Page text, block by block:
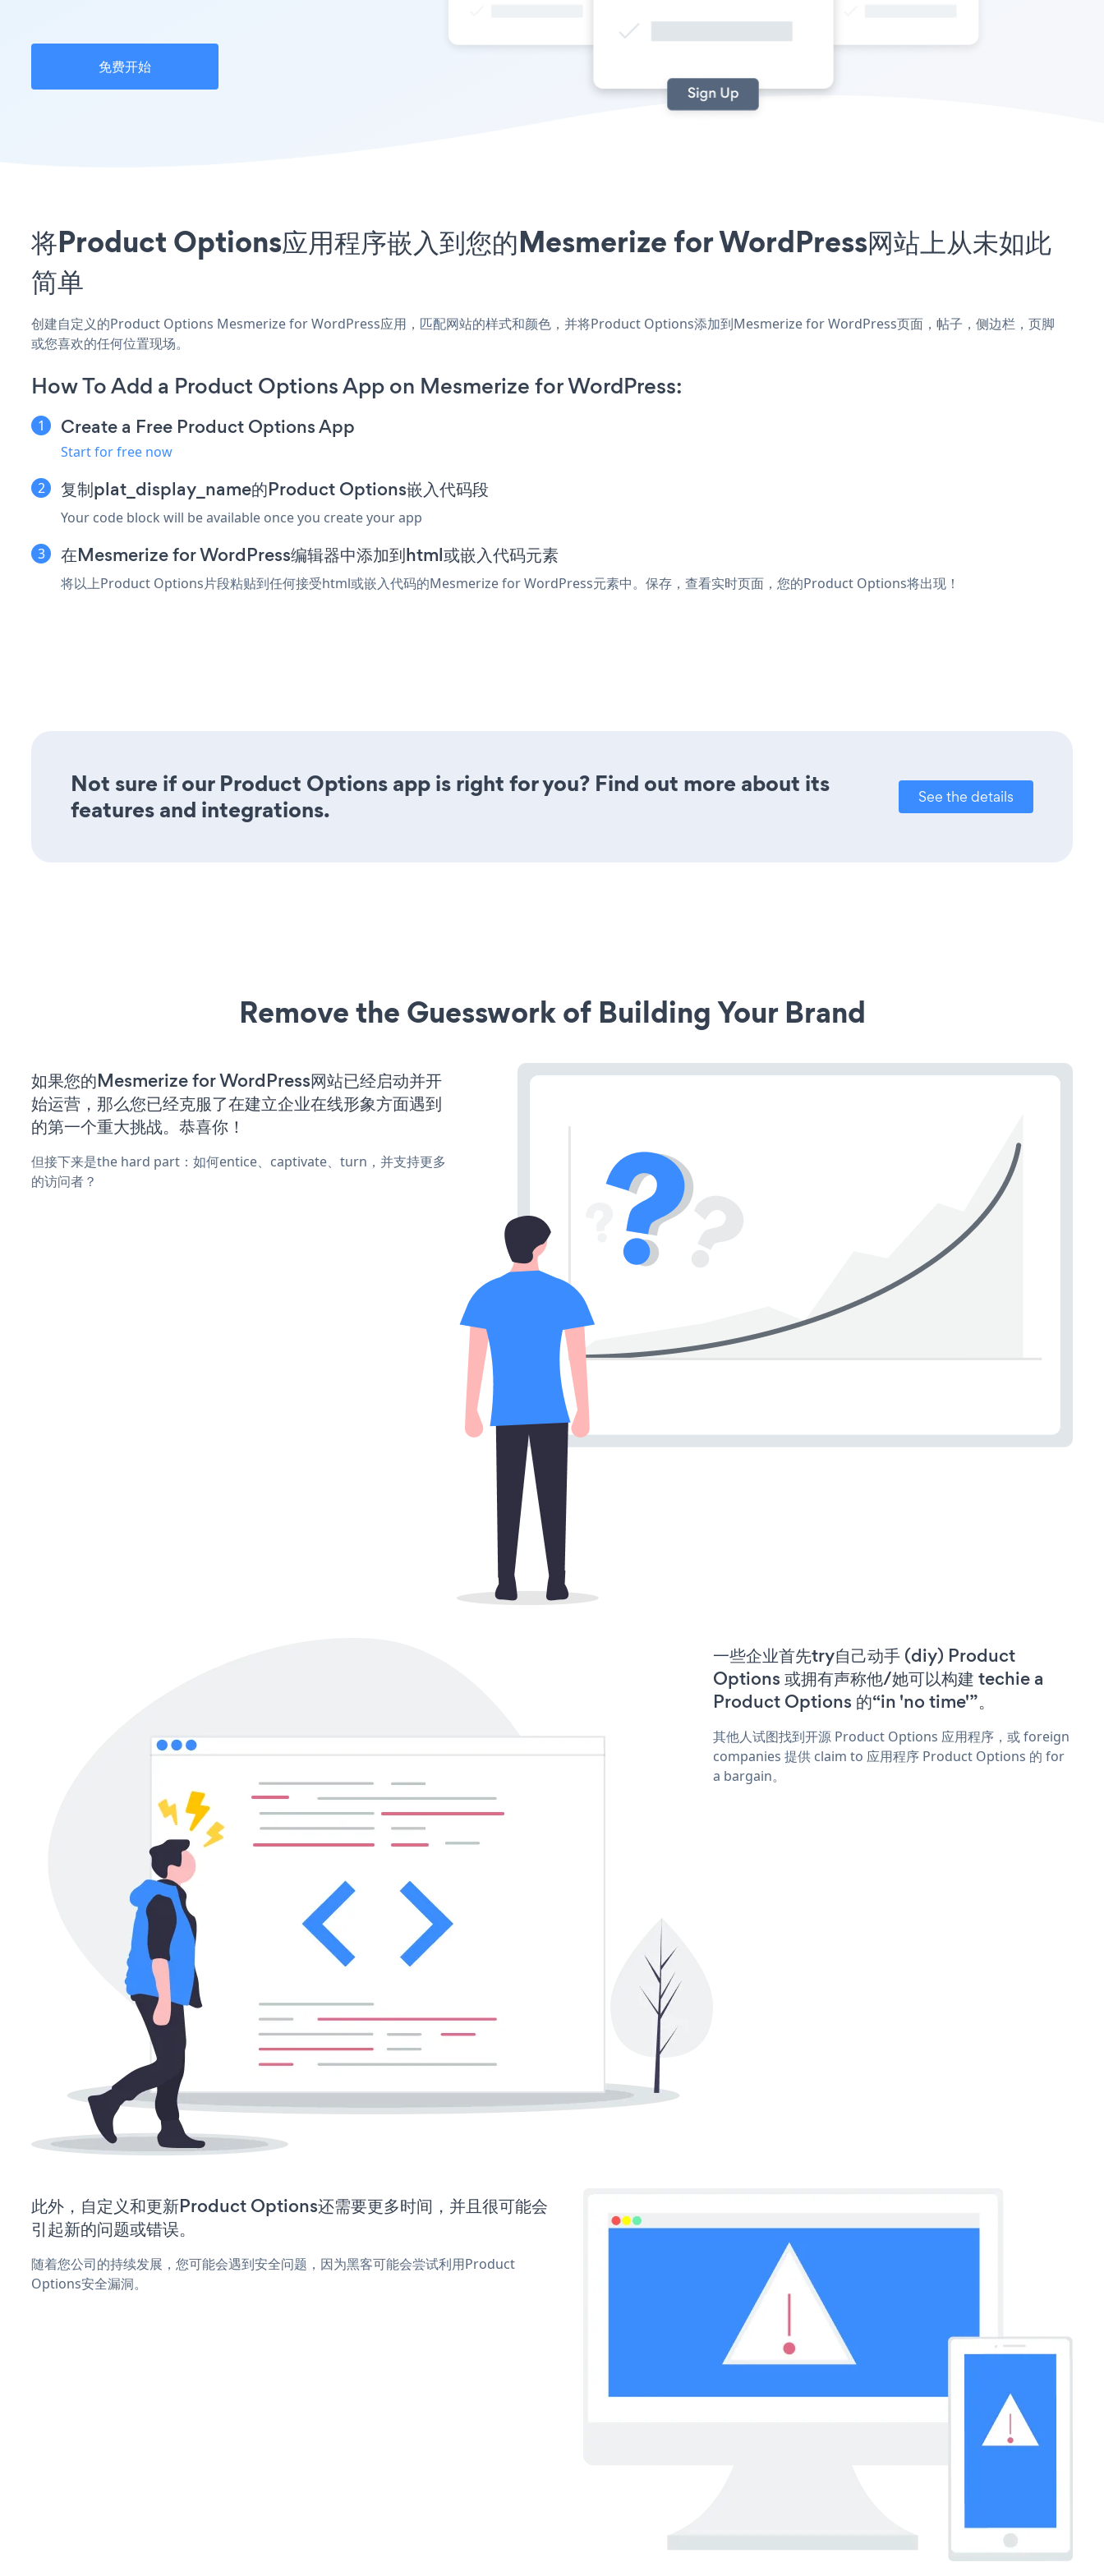
免费开始
将Product Options应用程序嵌入到您的Mesmerize for WordPress网站上从未如此
简单
创建自定义的Product Options Mesmerize for WordPress应用，匹配网站的样式和颜色，并将Product Options添加到Mesmerize for WordPress页面，帖子，侧边栏，页脚
或您喜欢的任何位置现场。
How To Add a Product Options App on Mesmerize for WordPress:
Create a Free Product Options App
Start for free now
复制plat_display_name的Product Options嵌入代码段
Your code block will be available once you create your app
在Mesmerize for WordPress编辑器中添加到html或嵌入代码元素
将以上Product Options片段粘贴到任何接受html或嵌入代码的Mesmerize for WordPress元素中。保存，查看实时页面，您的Product Options将出现！
Not sure if our Product Options app is right for you? Find out more about its
features and integrations.
See the details
Remove the Guesswork of Building Your Brand
如果您的Mesmerize for WordPress网站已经启动并开
始运营，那么您已经克服了在建立企业在线形象方面遇到
的第一个重大挑战。恭喜你！
但接下来是the hard part：如何entice、captivate、turn，并支持更多
的访问者？
一些企业首先try自己动手 (diy) Product
Options 或拥有声称他/她可以构建 techie a
Product Options 的“in 'no time'”。
其他人试图找到开源 Product Options 应用程序，或 foreign
companies 提供 claim to 应用程序 Product Options 的 for
a bargain。
此外，自定义和更新Product Options还需要更多时间，并且很可能会
引起新的问题或错误。
随着您公司的持续发展，您可能会遇到安全问题，因为黑客可能会尝试利用Product
Options安全漏洞。